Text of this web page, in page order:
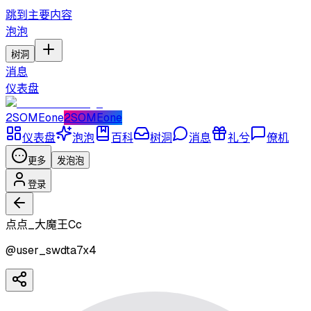
跳到主要内容
泡泡
树洞
消息
仪表盘
2SOMEone2SOMEone
仪表盘
泡泡 百科 树洞 消息 礼兮 僚机
更多 发泡泡
登录
点点_大魔王Cc
@user_swdta7x4